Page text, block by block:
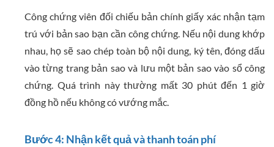
Công chứng viên đối chiếu bản chính giấy xác nhận tạm
trú với bản sao bạn cần công chứng. Nếu nội dung khớp
nhau, họ sẽ sao chép toàn bộ nội dung, ký tên, đóng dấu
vào từng trang bản sao và lưu một bản sao vào sổ công
chứng. Quá trình này thường mất 30 phút đến 1 giờ
đồng hồ nếu không có vướng mắc.
Bước 4: Nhận kết quả và thanh toán phí